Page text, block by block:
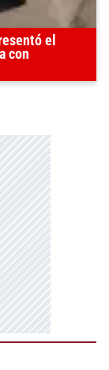
el
con